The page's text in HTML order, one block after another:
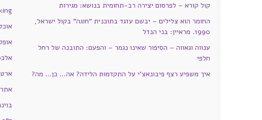
קול קורא – לפרסום יצירה רב-תחומית בנושא: מגירות
החומר הוא צלילים – יבשם עזגד בתוכנית "חוגה" בקול ישראל,
1990. מראיין: בני הנדל
ענווה וגאווה – הסיפור שאינו נגמר – והפעם: התובנה של רחל
חלפי
איך משפיע רצף פיבונאצ'י על התקדמות הלידה? אה… כן… מה?